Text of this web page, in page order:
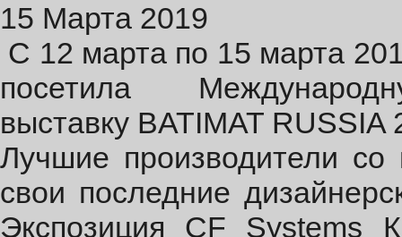
15 Марта 2019
С 12 марта по 15 марта
посетила
выставку BATIMAT
Лучшие производители со
свои последние
Экспозиция CF Systems